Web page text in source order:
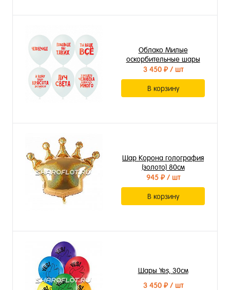
Облако Милые
оскорбительные шары
3 450 ₽/ шт
В корзину
Шар Корона голография
(золото) 80см
945 ₽/ шт
В корзину
Шары Yes, 30см
3 450 ₽/ шт